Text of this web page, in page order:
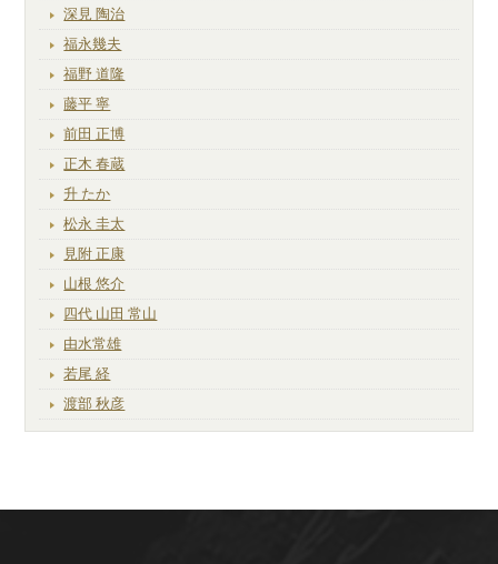
深見 陶治
福永幾夫
福野 道隆
藤平 寧
前田 正博
正木 春蔵
升 たか
松永 圭太
見附 正康
山根 悠介
四代 山田 常山
由水常雄
若尾 経
渡部 秋彦